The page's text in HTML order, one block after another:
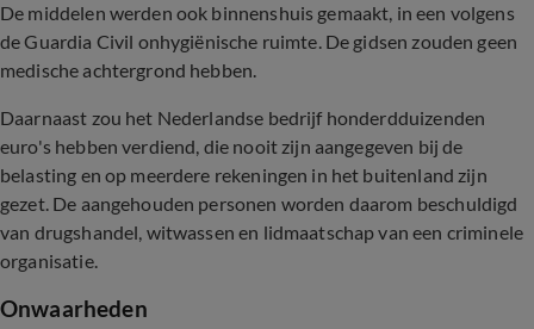
De middelen werden ook binnenshuis gemaakt, in een volgens
de Guardia Civil onhygiënische ruimte. De gidsen zouden geen
medische achtergrond hebben.
Daarnaast zou het Nederlandse bedrijf honderdduizenden
euro's hebben verdiend, die nooit zijn aangegeven bij de
belasting en op meerdere rekeningen in het buitenland zijn
gezet. De aangehouden personen worden daarom beschuldigd
van drugshandel, witwassen en lidmaatschap van een criminele
organisatie.
Onwaarheden